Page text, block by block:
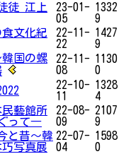
徒 江上
23-01-
05
1332
9
文化紀
22-11-
22
1427
9
国の螺
22-11-
08
1130
0
22-10-
11
1328
4
藝館所
って―
22-08-
09
2107
9
と昔～韓
写真展
22-07-
04
1598
0